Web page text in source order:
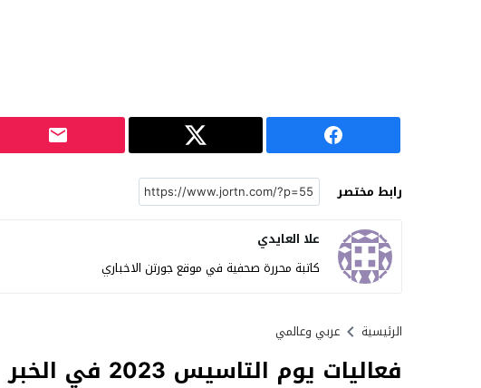
رابط مختصر
علا العايدي
كاتبة محررة صحفية في موقع جورتن الاخباري
الرئيسية عربي وعالمي
فعاليات يوم التاسيس 2023 في الخبر